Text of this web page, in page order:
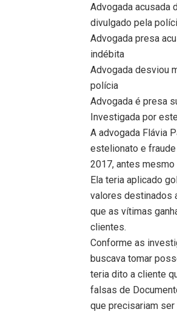
Advogada acusada
divulgado pela
Advogada presa
indébita
Advogada desviou
polícia
Advogada é presa
Investigada por
A advogada Flávia
estelionato e
2017, antes
Ela teria aplicado
valores destinados
que as vítimas
clientes.
Conforme as
buscava tomar
teria dito a cliente
falsas de
que precisariam